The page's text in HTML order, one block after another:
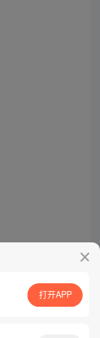
打开APP